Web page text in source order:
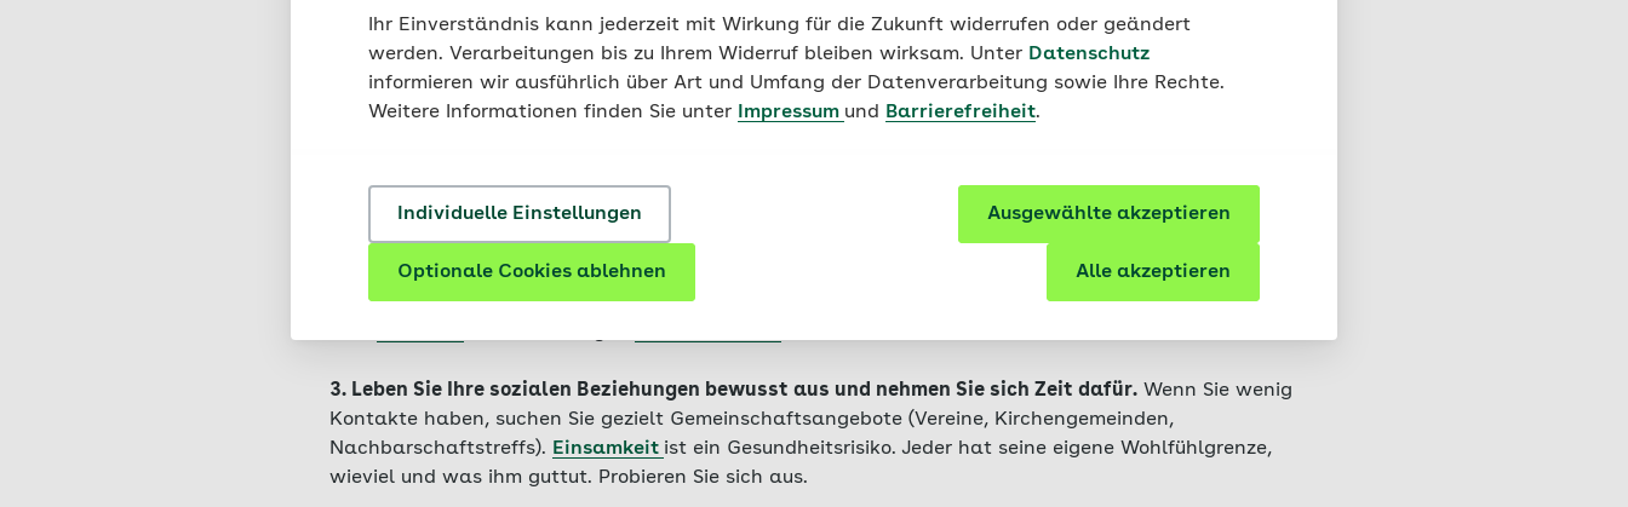
Ihr Einverständnis kann jederzeit mit Wirkung für die Zukunft widerrufen oder geändert
werden. Verarbeitungen bis zu Ihrem Widerruf bleiben wirksam. Unter Datenschutz
informieren wir ausführlich über Art und Umfang der Datenverarbeitung sowie Ihre Rechte.
Weitere Informationen finden Sie unter
Impressum und Barrierefreiheit.
Individuelle Einstellungen Ausgewählte akzeptieren
Optionale Cookies ablehnen Alle akzeptieren
1. Zeigen SieAchtsamkeitsich selbst gegenüber:
Fragen Sie sich nach Ihren eigenen Bedürfnissen
und stellen Sie diese nicht hintenan – das schließt Rücksicht auf andere nicht aus.
2. Achten Sie auf Ihren Lebensstil.Eine gesunde Ernährung, regelmäßige Bewegung, ein geregelter
Tagesablauf, ausreichend Erholung und Schlaf unterstützen die psychische Gesundheit. Der Verzicht
3. Leben Sie Ihre sozialen Beziehungen bewusst aus und nehmen Sie sich Zeit dafür. Wenn Sie wenig
Kontakte haben, suchen Sie gezielt Gemeinschaftsangebote (Vereine, Kirchengemeinden,
Nachbarschaftstreffs). Einsamkeit ist ein Gesundheitsrisiko. Jeder hat seine eigene Wohlfühlgrenze,
wieviel und was ihm guttut. Probieren Sie sich aus.